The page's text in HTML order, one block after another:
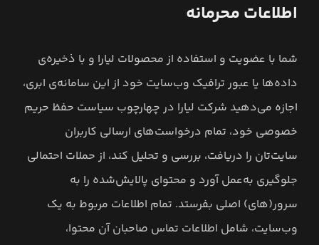
اطلاعات محرمانه
شما با عضویت و استفاده از محصولات لیارا و با ذخیره‌ی
داده‌ها یا عبور ترافیک وب‌سایت خود از این سامانه‌ی ابری،
اجازه می‌دهید شرکت لیارا در چهارچوب سیاست حفظ حریم
خصوصی خود، تمام درخواست‌های ارسالی کاربران
سایت‌تان را دریافت، بررسی و تحلیل کند، از حملات احتمالی
جلوگیری به‌عمل آورد و محتوای پالایش‌شده را به
سرور(های) اصلی بفرستد. تمام اطلاعات مربوط به یک
وب‌سایت، شامل اطلاعات تماس صاحبان آن محتوا،